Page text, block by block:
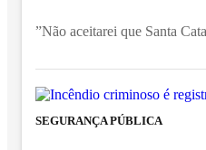
”Não aceitarei que Santa
SEGURANÇA PÚBLICA